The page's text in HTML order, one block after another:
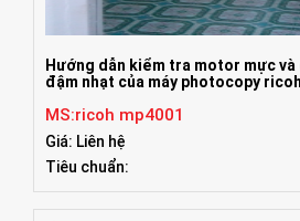
Hướng dẫn kiểm tra motor mực
đậm nhạt của máy photocopy ricoh
MS:ricoh mp4001
Giá: Liên hệ
Tiêu chuẩn: